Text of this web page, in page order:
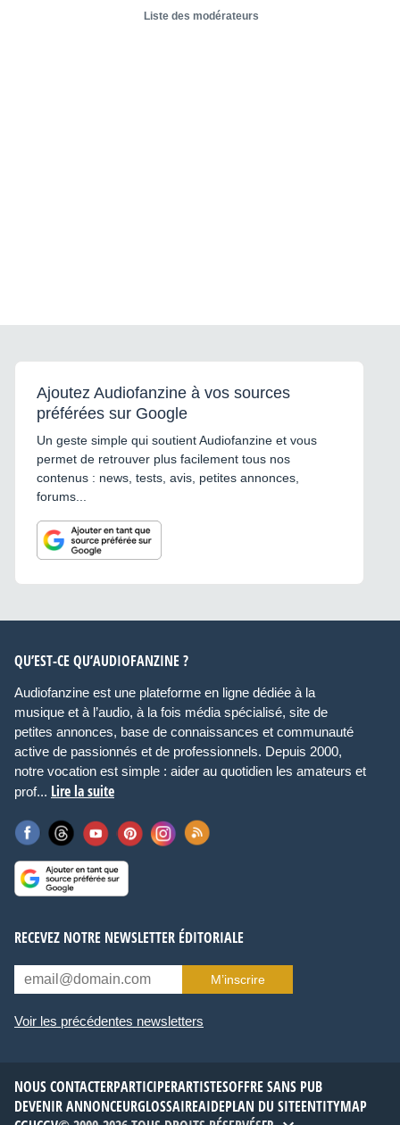
Liste des modérateurs
Ajoutez Audiofanzine à vos sources
préférées sur Google
Un geste simple qui soutient Audiofanzine et vous
permet de retrouver plus facilement tous nos
contenus : news, tests, avis, petites annonces,
forums...
QU’EST-CE QU’AUDIOFANZINE ?
Audiofanzine est une plateforme en ligne dédiée à la
musique et à l’audio, à la fois média spécialisé, site de
petites annonces, base de connaissances et communauté
active de passionnés et de professionnels. Depuis 2000,
notre vocation est simple : aider au quotidien les amateurs et
prof... Lire la suite
RECEVEZ NOTRE NEWSLETTER ÉDITORIALE
M’inscrire
Voir les précédentes newsletters
NOUS CONTACTERPARTICIPERARTISTESOFFRE SANS PUB
DEVENIR ANNONCEURGLOSSAIREAIDEPLAN DU SITEENTITYMAP